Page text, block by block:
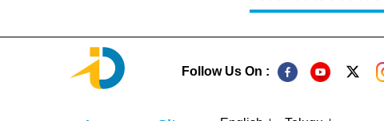
Follow Us On :